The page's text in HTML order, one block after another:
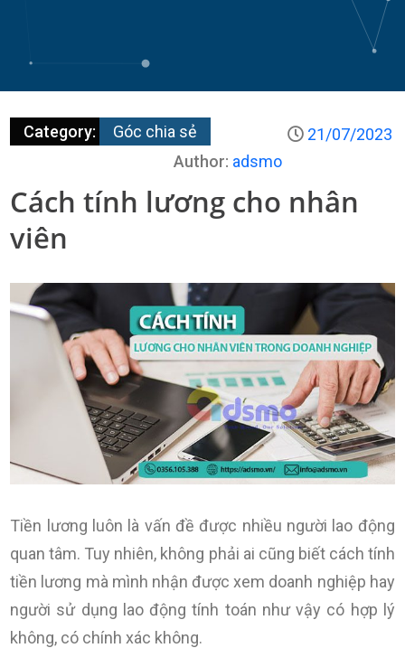
Category: Góc chia sẻ
21/07/2023
Author: adsmo
Cách tính lương cho nhân
viên
Tiền lương luôn là vấn đề được nhiều người lao động
quan tâm. Tuy nhiên, không phải ai cũng biết cách tính
tiền lương mà mình nhận được xem doanh nghiệp hay
người sử dụng lao động tính toán như vậy có hợp lý
không, có chính xác không.